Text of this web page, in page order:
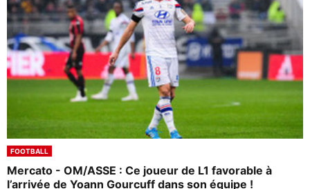
FOOTBALL
Mercato - OM/ASSE : Ce joueur de L1 favorable à
l’arrivée de Yoann Gourcuff dans son équipe !